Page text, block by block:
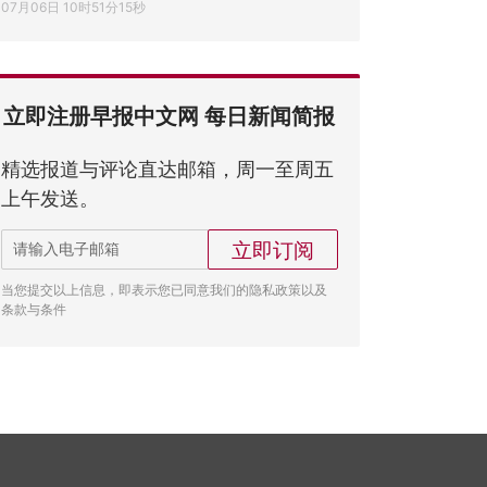
07月06日 10时51分15秒
立即注册早报中文网 每日新闻简报
精选报道与评论直达邮箱，周一至周五
上午发送。
立即订阅
当您提交以上信息，即表示您已同意我们的隐私政策以及
条款与条件